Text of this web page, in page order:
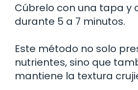
Cúbrelo con una tapa y
durante 5 a 7 minutos.
Este método no solo
nutrientes, sino que
mantiene la textura